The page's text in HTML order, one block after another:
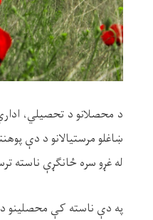
د محصلانو د تحصيلي،
ښاغلو مرستيالانو د دې
له غړو سره ځانګړې ناسته
په دې ناسته کې محصلينو